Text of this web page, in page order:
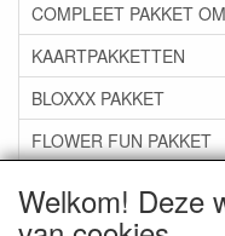
Welkom! Deze
COMPLEET PAKKET
KAARTPAKKETTEN
BLOXXX PAKKET
FLOWER FUN PAKKET
***GROEP 06*** TAPE/
***GROEP 07***